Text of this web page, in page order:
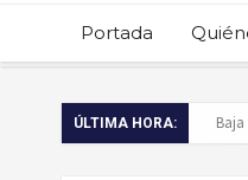
Portada
ÚLTIMA HORA: